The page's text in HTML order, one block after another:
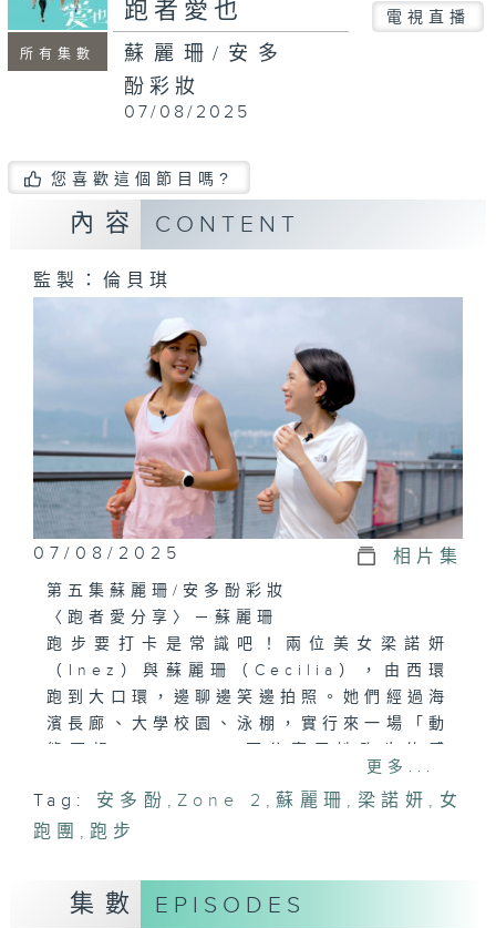
所有集數
跑者愛也 電視直播
蘇麗珊/安多
酚彩妝
07/08/2025
您喜歡這個節目嗎?
內容 CONTENT
監製：倫貝琪
07/08/2025 相片集
第五集蘇麗珊/安多酚彩妝
〈跑者愛分享〉－蘇麗珊
跑步要打卡是常識吧！兩位美女梁諾妍
（Inez）與蘇麗珊（Cecilia），由西環
跑到大口環，邊聊邊笑邊拍照。她們經過海
濱長廊、大學校園、泳棚，實行來一場「動
想：「我覺得跑步畀我最大樂趣係辛苦！」
〈跑者愛迷思〉－Zone 2 訓練是什麼？
Zone 2訓練，以最大心率約60-70%的輕
鬆心率範圍運動，身體便會高效燃燒脂肪，
更多...
Tag: 安多酚 ,Zone 2 , 蘇麗珊 , 梁諾妍 , 女
跑團 , 跑步
集數 EPISODES